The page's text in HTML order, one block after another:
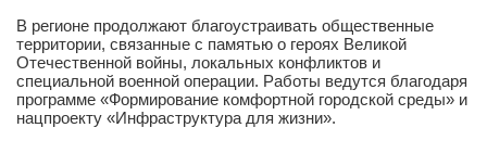
В регионе продолжают благоустраивать общественные
территории, связанные с памятью о героях Великой
Отечественной войны, локальных конфликтов и
специальной военной операции. Работы ведутся благодаря
программе «Формирование комфортной городской среды» и
нацпроекту «Инфраструктура для жизни».